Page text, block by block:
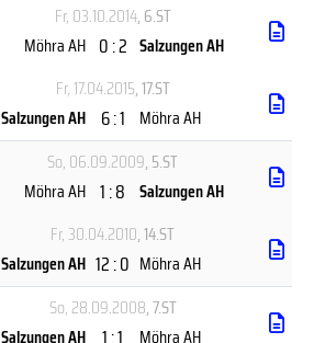
Fr, 03.10.2014, 6.ST
Möhra AH 0 : 2 Salzungen AH
Fr, 17.04.2015, 17.ST
Salzungen AH 6 : 1 Möhra AH
So, 06.09.2009, 5.ST
Möhra AH 1 : 8 Salzungen AH
Fr, 30.04.2010, 14.ST
Salzungen AH 12 : 0 Möhra AH
So, 28.09.2008, 7.ST
Salzungen AH
Möhra AH